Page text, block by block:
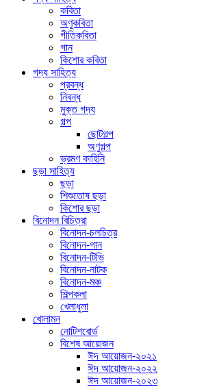
কবিতা
অণুকবিতা
গীতিকবিতা
গান
কিশোর কবিতা
গদ্য সাহিত্য
প্রবন্ধ
নিবন্ধ
মুক্ত গদ্য
গল্প
ছোটগল্প
অণুগল্প
ভ্রমণ কাহিনি
ছড়া সাহিত্য
ছড়া
শিশুতোষ ছড়া
কিশোর ছড়া
বিনোদন বিচিত্রা
বিনোদন-চলচিত্র
বিনোদন-গান
বিনোদন-টিভি
বিনোদন-নাটক
বিনোদন-মঞ্চ
শিল্পকলা
খেলাধুলা
খোলামন
নোটিশবোর্ড
বিশেষ আয়োজন
ঈদ আয়োজন-২০২১
ঈদ আয়োজন-২০২২
ঈদ আয়োজন-২০২৩